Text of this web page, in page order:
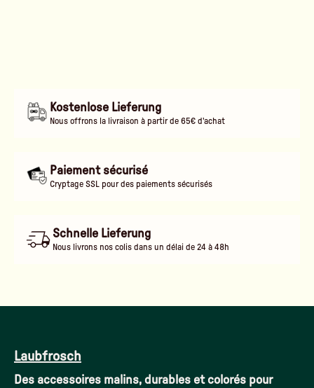
Kostenlose Lieferung
Nous offrons la livraison à partir de 65€ d'achat
Paiement sécurisé
Cryptage SSL pour des paiements sécurisés
Schnelle Lieferung
Nous livrons nos colis dans un délai de 24 à 48h
Laubfrosch
Des accessoires malins, durables et colorés pour